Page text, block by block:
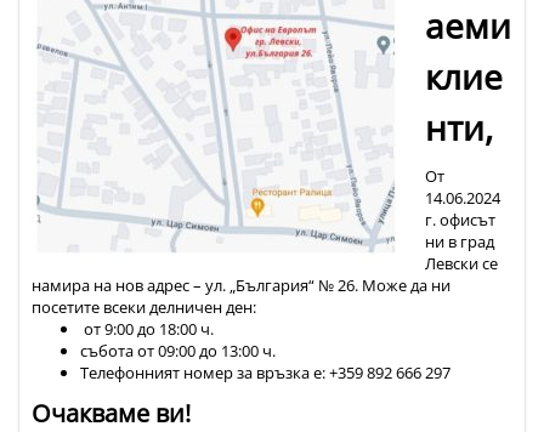
аеми
клие
нти,
От
14.06.2024
г. офисът
ни в град
Левски се
намира на нов адрес – ул. „България“ № 26. Може да ни
посетите всеки делничен ден:
от 9:00 до 18:00 ч.
събота от 09:00 до 13:00 ч.
Телефонният номер за връзка е: +359 892 666 297
Очакваме ви!